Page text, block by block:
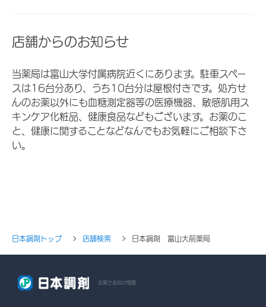
店舗からのお知らせ
当薬局は富山大学付属病院近くにあります。駐車スペー
スは16台分あり、うち10台分は屋根付きです。処方せ
んのお薬以外にも血糖測定器等の医療機器、敏感肌用ス
キンケア化粧品、健康食品などもございます。お薬のこ
と、健康に関することなどなんでもお気軽にご相談下さ
い。
日本調剤トップ 店舗検索 日本調剤 富山大前薬局
お客さま向け情報